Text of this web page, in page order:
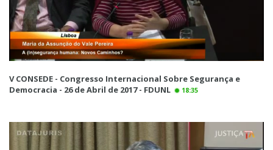
V CONSEDE - Congresso Internacional Sobre Segurança e
Democracia - 26 de Abril de 2017 - FDUNL
18:35